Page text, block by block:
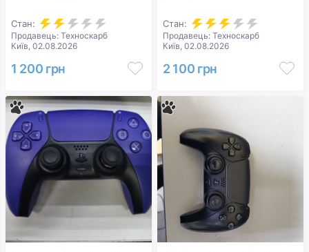
Стан:
Продавець: Техноскарб
Київ, 02.08.2026
1 200 грн
Стан:
Продавець: Техноскарб
Київ, 02.08.2026
2 100 грн